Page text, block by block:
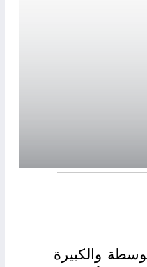
والكبيرة